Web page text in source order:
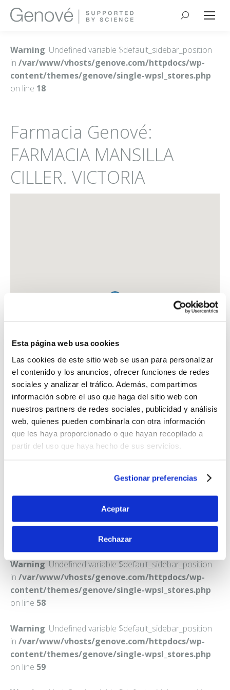
Esta página web usa cookies
Las cookies de este sitio web se usan para personalizar
el contenido y los anuncios, ofrecer funciones de redes
sociales y analizar el tráfico. Además, compartimos
información sobre el uso que haga del sitio web con
nuestros partners de redes sociales, publicidad y análisis
web, quienes pueden combinarla con otra información
que les haya proporcionado o que hayan recopilado a
partir del uso que haya hecho de sus servicios.
Gestionar preferencias
Aceptar
Rechazar
Buscar:
Warning: Undefined variable $default_sidebar_position
in /var/www/vhosts/genove.com/httpdocs/wp-
content/themes/genove/single-wpsl_stores.php
on line 18
Farmacia Genové:
FARMACIA MANSILLA
CILLER. VICTORIA
FARMACIA MANSILLA CILLER. VICTORIA
PS. LIBERTAD, 11
Warning: Undefined variable $default_sidebar_position
in /var/www/vhosts/genove.com/httpdocs/wp-
content/themes/genove/single-wpsl_stores.php
on line 58
Warning: Undefined variable $default_sidebar_position
in /var/www/vhosts/genove.com/httpdocs/wp-
content/themes/genove/single-wpsl_stores.php
on line 59